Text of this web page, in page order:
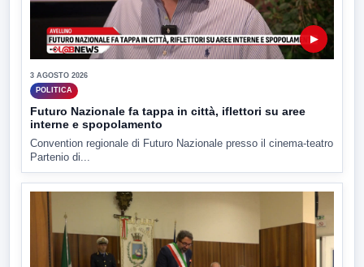
▶
3 AGOSTO 2026
POLITICA
Futuro Nazionale fa tappa in città, iflettori su aree
interne e spopolamento
Convention regionale di Futuro Nazionale presso il cinema-teatro
Partenio di...